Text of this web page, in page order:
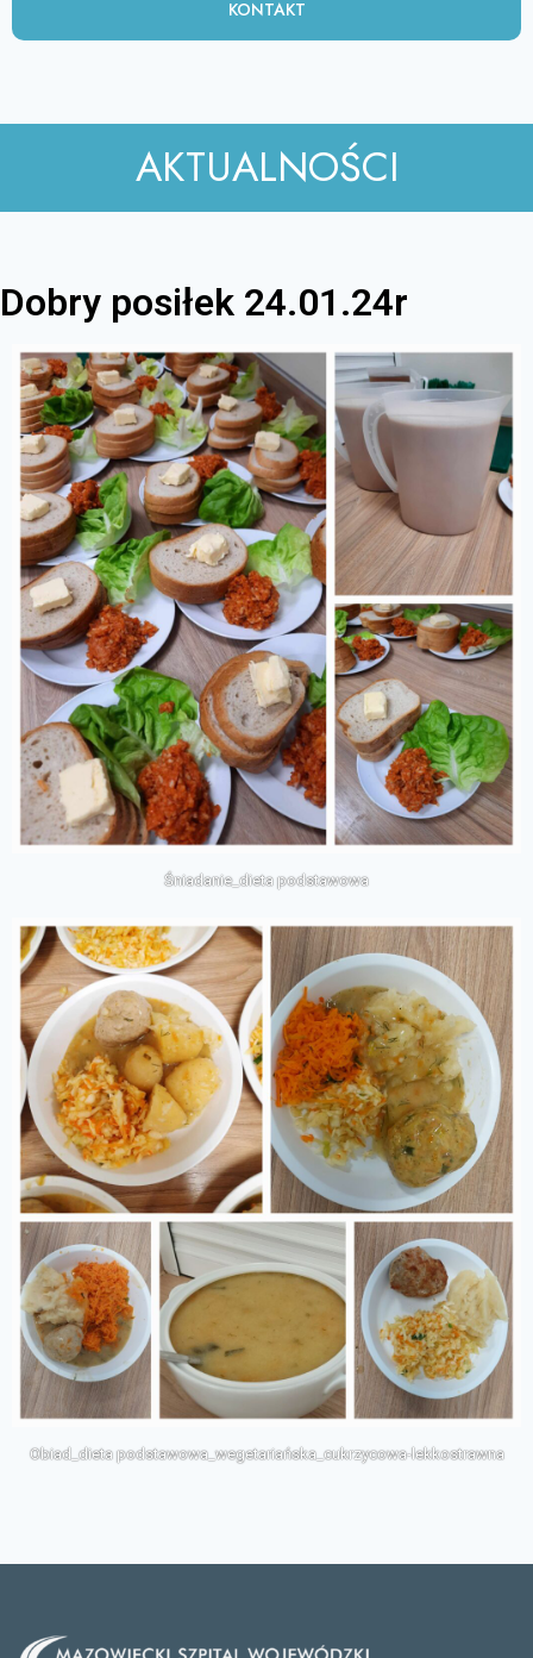
KONTAKT
AKTUALNOŚCI
Dobry posiłek 24.01.24r
Śniadanie_dieta podstawowa
Obiad_dieta podstawowa_wegetariańska_cukrzycowa-lekkostrawna